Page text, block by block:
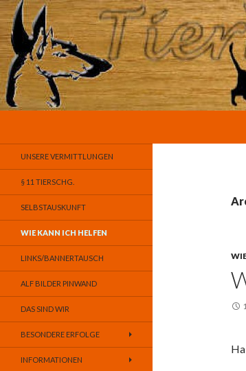
UNSERE VERMITTLUNGEN
§ 11 TIERSCHG.
SELBSTAUSKUNFT
WIE KANN ICH HELFEN
LINKS/BANNERTAUSCH
ALF BILDER PINWAND
DAS SIND WIR
BESONDERE ERFOLGE
INFORMATIONEN